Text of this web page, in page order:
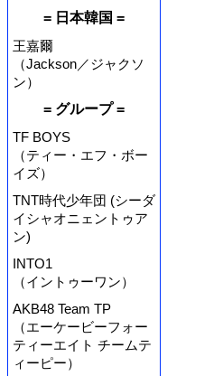
= 日本韓国 =
王嘉爾
（Jackson／ジャクソ
ン）
= グループ =
TF BOYS
（ティー・エフ・ボー
イズ）
TNT時代少年団 (シーダ
イシャオニェントゥア
ン)
INTO1
（イントゥーワン）
AKB48 Team TP
（エーケービーフォー
ティーエイト チームテ
ィーピー）